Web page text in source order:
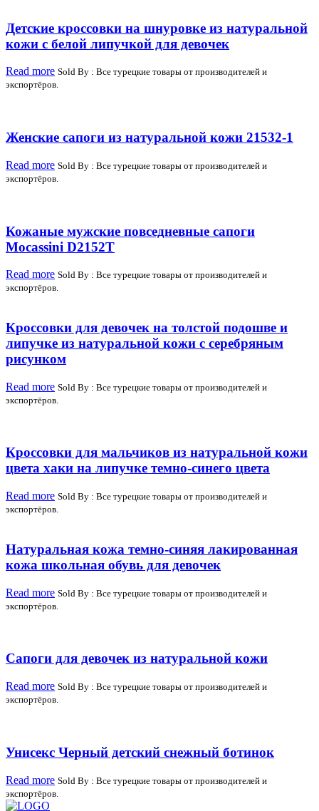
Детские кроссовки на шнуровке из натуральной
кожи с белой липучкой для девочек
Read more Sold By : Все турецкие товары от производителей и
экспортёров.
Женские сапоги из натуральной кожи 21532-1
Read more Sold By : Все турецкие товары от производителей и
экспортёров.
Кожаные мужские повседневные сапоги
Mocassini D2152T
Read more Sold By : Все турецкие товары от производителей и
экспортёров.
Кроссовки для девочек на толстой подошве и
липучке из натуральной кожи с серебряным
рисунком
Read more Sold By : Все турецкие товары от производителей и
экспортёров.
Кроссовки для мальчиков из натуральной кожи
цвета хаки на липучке темно-синего цвета
Read more Sold By : Все турецкие товары от производителей и
экспортёров.
Натуральная кожа темно-синяя лакированная
кожа школьная обувь для девочек
Read more Sold By : Все турецкие товары от производителей и
экспортёров.
Сапоги для девочек из натуральной кожи
Read more Sold By : Все турецкие товары от производителей и
экспортёров.
Унисекс Черный детский снежный ботинок
Read more Sold By : Все турецкие товары от производителей и
экспортёров.